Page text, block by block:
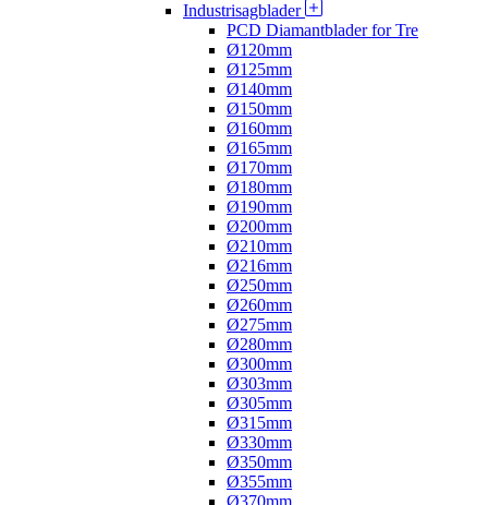
Industrisagblader
PCD Diamantblader for Tre
Ø120mm
Ø125mm
Ø140mm
Ø150mm
Ø160mm
Ø165mm
Ø170mm
Ø180mm
Ø190mm
Ø200mm
Ø210mm
Ø216mm
Ø250mm
Ø260mm
Ø275mm
Ø280mm
Ø300mm
Ø303mm
Ø305mm
Ø315mm
Ø330mm
Ø350mm
Ø355mm
Ø370mm